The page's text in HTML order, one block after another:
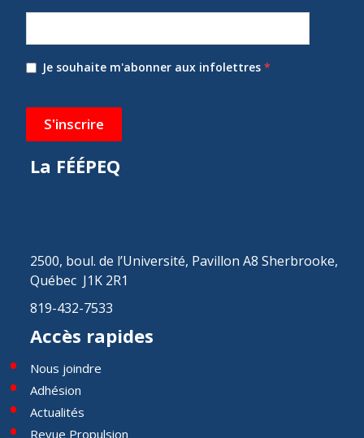
Je souhaite m'abonner aux infolettres *
S'inscrire
La FÉÉPEQ
2500, boul. de l’Université, Pavillon A8 Sherbrooke,
Québec J1K 2R1
819-432-7533
Accès rapides
Nous joindre
Adhésion
Actualités
Revue Propulsion